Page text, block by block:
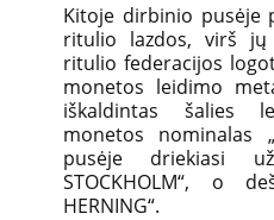
Kitoje dirbinio pusėje
ritulio lazdos, virš
ritulio federacijos
monetos leidimo
iškaldintas šalies
monetos nominalas
pusėje driekiasi
STOCKHOLM“, o
HERNING“.